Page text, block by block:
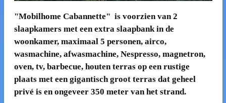
"Mobilhome Cabannette" is voorzien van 2
slaapkamers met een extra slaapbank in de
woonkamer, maximaal 5 personen, airco,
wasmachine, afwasmachine, Nespresso, magnetron,
oven, tv, barbecue, houten terras op een rustige
plaats met een gigantisch groot terras dat geheel
privé is en ongeveer 350 meter van het strand.